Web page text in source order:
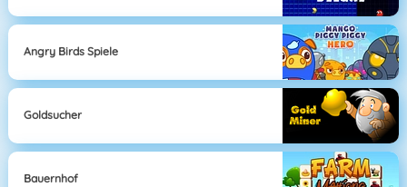
Angry Birds Spiele
Goldsucher
Bauernhof